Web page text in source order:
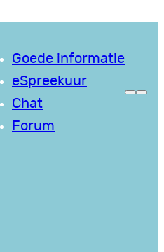
Goede informatie
eSpreekuur
Chat
Forum